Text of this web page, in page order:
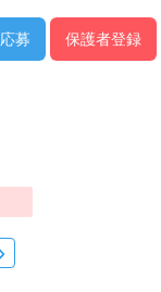
応募 保護者登録